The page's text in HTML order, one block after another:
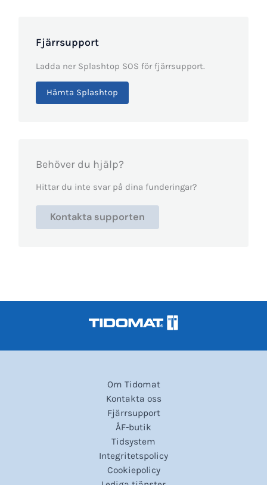
Fjärrsupport
Ladda ner Splashtop SOS för fjärrsupport.
Hämta Splashtop
Behöver du hjälp?
Hittar du inte svar på dina funderingar?
Kontakta supporten
Om Tidomat
Kontakta oss
Fjärrsupport
ÅF-butik
Tidsystem
Integritetspolicy
Cookiepolicy